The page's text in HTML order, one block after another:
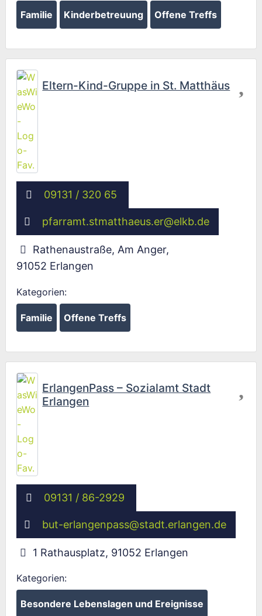
Familie Kinderbetreuung Offene Treffs
Eltern-Kind-Gruppe in St. Matthäus
09131 / 320 65
pfarramt.stmatthaeus.er@elkb.de
Rathenaustraße, Am Anger,
91052 Erlangen
Kategorien:
Familie Offene Treffs
ErlangenPass – Sozialamt Stadt
Erlangen
09131 / 86-2929
but-erlangenpass@stadt.erlangen.de
1 Rathausplatz, 91052 Erlangen
Kategorien:
Besondere Lebenslagen und Ereignisse